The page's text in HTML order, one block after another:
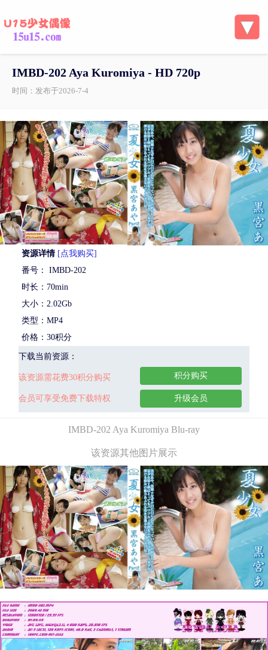
IMBD-202 Aya Kuromiya - HD 720p
时间：发布于2026-7-4
资源详情 [点我购买]
番号： IMBD-202
时长：70min
大小：2.02Gb
类型：MP4
价格：30积分
下载当前资源：
该资源需花费30积分购买
会员可享受免费下载特权
积分购买
升级会员
IMBD-202 Aya Kuromiya Blu-ray
该资源其他图片展示